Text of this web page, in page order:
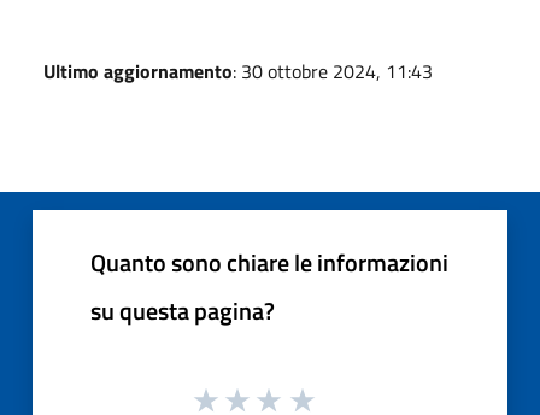
Ultimo aggiornamento: 30 ottobre 2024, 11:43
Quanto sono chiare le informazioni
su questa pagina?